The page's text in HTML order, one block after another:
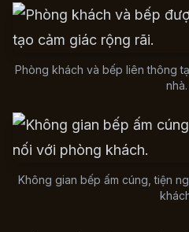
Phòng khách và bếp liên thông
nhà.
Không gian bếp ấm cúng, tiện